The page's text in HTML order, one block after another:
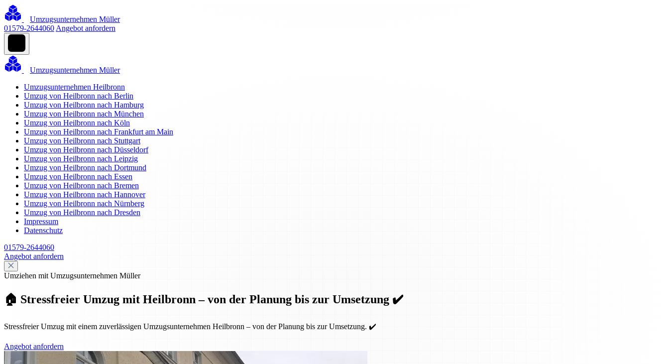
Umzugsunternehmen Müller
01579-2644060 Angebot anfordern
Umzugsunternehmen Müller
Umzugsunternehmen Heilbronn
Umzug von Heilbronn nach Berlin
Umzug von Heilbronn nach Hamburg
Umzug von Heilbronn nach München
Umzug von Heilbronn nach Köln
Umzug von Heilbronn nach Frankfurt am Main
Umzug von Heilbronn nach Stuttgart
Umzug von Heilbronn nach Düsseldorf
Umzug von Heilbronn nach Leipzig
Umzug von Heilbronn nach Dortmund
Umzug von Heilbronn nach Essen
Umzug von Heilbronn nach Bremen
Umzug von Heilbronn nach Hannover
Umzug von Heilbronn nach Nürnberg
Umzug von Heilbronn nach Dresden
Impressum
Datenschutz
01579-2644060
Angebot anfordern
Umziehen mit Umzugsunternehmen Müller
🏠 Stressfreier Umzug mit Heilbronn – von der Planung bis zur Umsetzung ✔️
Stressfreier Umzug mit einem zuverlässigen Umzugsunternehmen Heilbronn – von der Planung bis zur Umsetzung. ✔️
Angebot anfordern